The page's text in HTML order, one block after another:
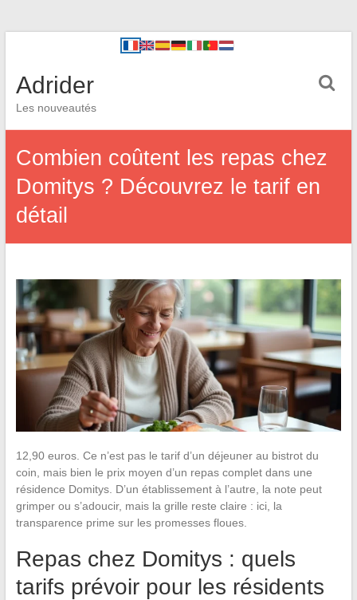
Adrider
Les nouveautés
Combien coûtent les repas chez
Domitys ? Découvrez le tarif en
détail
12,90 euros. Ce n’est pas le tarif d’un déjeuner au bistrot du
coin, mais bien le prix moyen d’un repas complet dans une
résidence Domitys. D’un établissement à l’autre, la note peut
grimper ou s’adoucir, mais la grille reste claire : ici, la
transparence prime sur les promesses floues.
Repas chez Domitys : quels
tarifs prévoir pour les résidents